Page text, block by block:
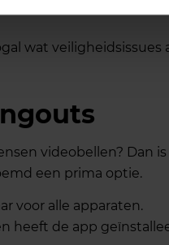
wat veiligheidsissues
videobellen? Dan
een prima optie.
voor alle apparaten.
heeft de app